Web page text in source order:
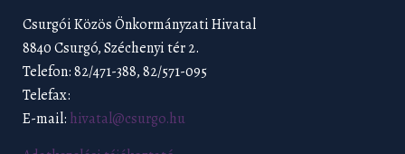
Csurgói Közös Önkormányzati Hivatal
8840 Csurgó, Széchenyi tér 2.
Telefon: 82/471-388, 82/571-095
Telefax:
E-mail: hivatal@csurgo.hu